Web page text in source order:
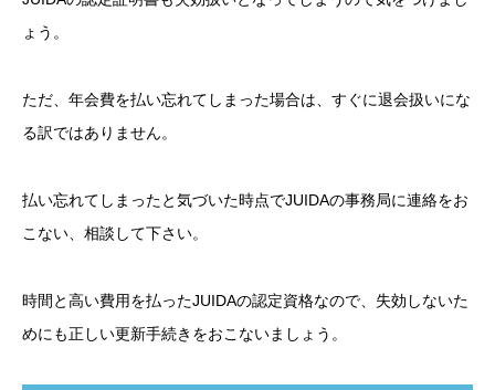
ょう。
ただ、年会費を払い忘れてしまった場合は、すぐに退会扱いにな
る訳ではありません。
払い忘れてしまったと気づいた時点でJUIDAの事務局に連絡をお
こない、相談して下さい。
時間と高い費用を払ったJUIDAの認定資格なので、失効しないた
めにも正しい更新手続きをおこないましょう。